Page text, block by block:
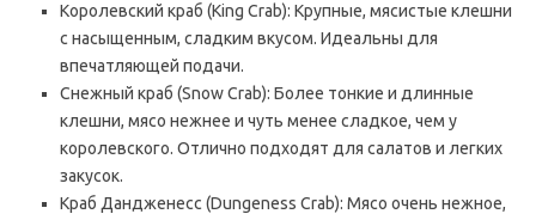
Королевский краб (King Crab): Крупные, мясистые клешни
с насыщенным, сладким вкусом. Идеальны для
впечатляющей подачи.
Снежный краб (Snow Crab): Более тонкие и длинные
клешни, мясо нежнее и чуть менее сладкое, чем у
королевского. Отлично подходят для салатов и легких
закусок.
Краб Дандженесс (Dungeness Crab): Мясо очень нежное,